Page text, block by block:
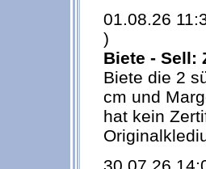
01.08.26
)
Biete - Sell:
Biete die 2
cm und
hat kein